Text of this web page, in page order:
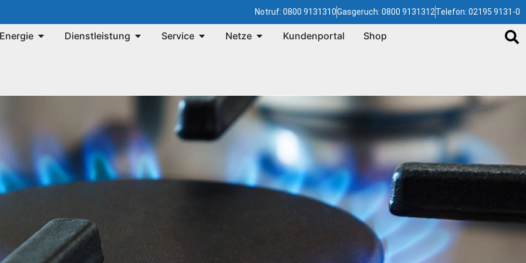
Notruf: 0800 9131310Gasgeruch: 0800 9131312Telefon: 02195 9131-0
Energie Dienstleistung Service Netze Kundenportal Shop